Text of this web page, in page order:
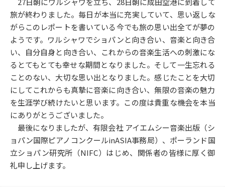
旅が終わりました。毎日が本当に充実していて、思い返しな
がらこのレポートを書いている今でも旅の思い出全てが夢の
ようです。ワルシャワでショパンと向き合い、音楽と向き合
い、自分自身と向き合い、これからの音楽生活への刺激にな
るとてもとても幸せな期間となりました。そして一生忘れる
ことのない、大切な思い出となりました。感じたことを大切
にしてこれからも真摯に音楽に向き合い、無限の音楽の魅力
を生涯学び続けたいと思います。この度は貴重な機会を本当
にありがとうございました。
最後になりましたが、有限会社 アイエムシー音楽出版（シ
ョパン国際ピアノコンクールinASIA事務局）、ポーランド国
立ショパン研究所（NIFC）はじめ、関係者の皆様に厚く御
礼申し上げます。